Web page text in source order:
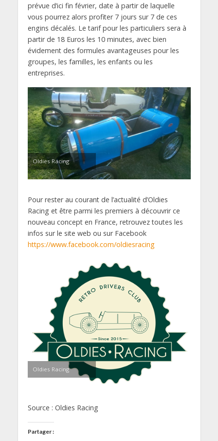
prévue d’ici fin février, date à partir de laquelle
vous pourrez alors profiter 7 jours sur 7 de ces
engins décalés. Le tarif pour les particuliers sera à
partir de 18 Euros les 10 minutes, avec bien
évidement des formules avantageuses pour les
groupes, les familles, les enfants ou les
entreprises.
Oldies Racing
Pour rester au courant de l’actualité d’Oldies
Racing et être parmi les premiers à découvrir ce
nouveau concept en France, retrouvez toutes les
infos sur le site web ou sur Facebook
https://www.facebook.com/oldiesracing
Oldies Racing
Source : Oldies Racing
Partager :